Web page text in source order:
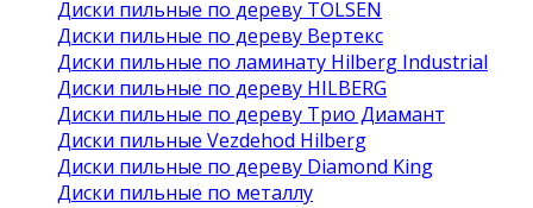
Диски пильные по дереву TOLSEN
Диски пильные по дереву Вертекс
Диски пильные по ламинату Hilberg Industrial
Диски пильные по дереву HILBERG
Диски пильные по дереву Трио Диамант
Диски пильные Vezdehod Hilberg
Диски пильные по дереву Diamond King
Диски пильные по металлу